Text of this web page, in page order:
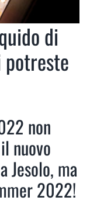
di
potreste
non
nuovo
Jesolo, ma
2022!